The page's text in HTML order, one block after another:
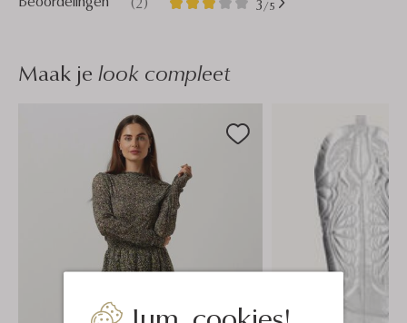
3/5
Maak je look compleet